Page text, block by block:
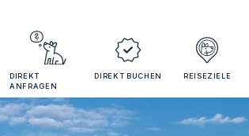
DIREKT
ANFRAGEN
DIREKT BUCHEN REISEZIELE